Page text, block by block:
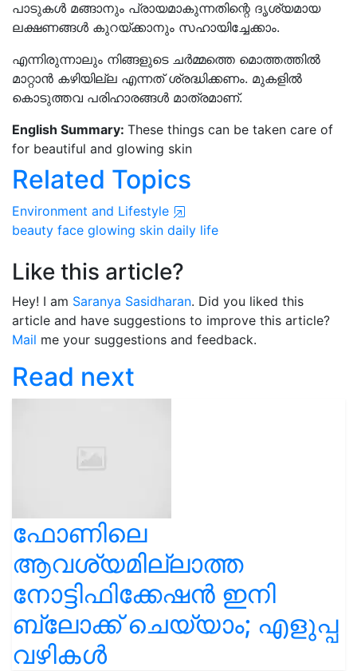
പാടുകൾ മങ്ങാനും പ്രായമാകുന്നതിന്റെ ദൃശ്യമായ
ലക്ഷണങ്ങൾ കുറയ്ക്കാനും സഹായിച്ചേക്കാം.
എന്നിരുന്നാലും നിങ്ങളുടെ ചർമ്മത്തെ മൊത്തത്തിൽ
മാറ്റാൻ കഴിയില്ല എന്നത് ശ്രദ്ധിക്കണം. മുകളിൽ
കൊടുത്തവ പരിഹാരങ്ങൾ മാത്രമാണ്.
English Summary: These things can be taken care of
for beautiful and glowing skin
Related Topics
Environment and Lifestyle
beauty face glowing skin daily life
Like this article?
Hey! I am Saranya Sasidharan. Did you liked this
article and have suggestions to improve this article?
Mail me your suggestions and feedback.
Read next
ഫോണിലെ
ആവശ്യമില്ലാത്ത
നോട്ടിഫിക്കേഷൻ ഇനി
ബ്ലോക്ക് ചെയ്യാം; എളുപ്പ
വഴികൾ